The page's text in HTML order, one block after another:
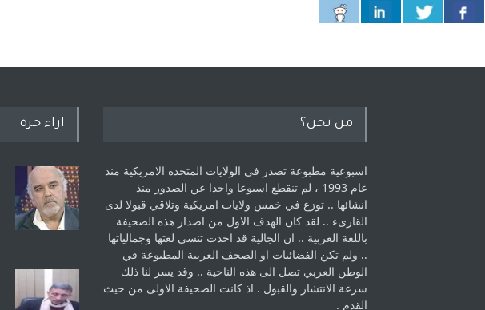
من نحن؟
اسبوعية مطبوعة تصدر في الولايات المتحده الامريكية منذ
عام 1993 ، لم ‏تنقطع اسبوعا واحدا عن الصدور منذ
انشائها .. توزع في خمس ولايات امريكية ‏وتلاقي قبولا لدى
القارىء ..‏ لقد كان الهدف الاول من اصدار هذه الصحيفة
باللغة العربية .. ان الجالية قد اخذت ‏تنسى لغتها وجمالياتها
.. ولم تكن الفضائيات او الصحف العربية المطبوعة في
الوطن ‏العربي تصل الى هذه الناحية .. وقد يسر لنا ذلك
سرعة الانتشار والقبول . اذ كانت ‏الصحيفة الاولى من حيث
القدم . ‏
اراء حرة